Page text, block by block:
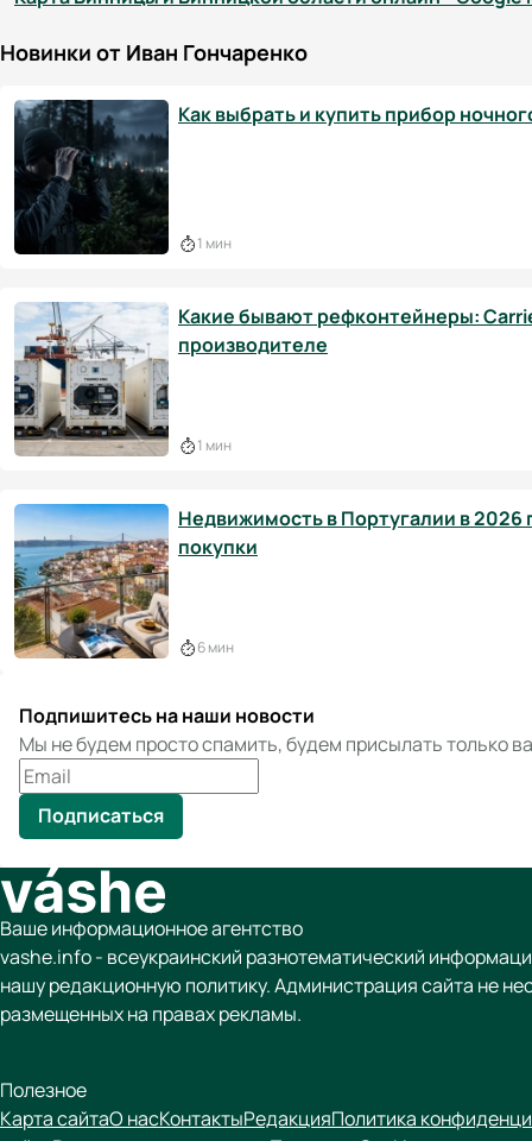
Новинки от Иван Гончаренко
Как выбрать и купить прибор
1 мин
Какие бывают рефконтейнеры:
производителе
1 мин
Недвижимость в Португалии в 2026
покупки
6 мин
Подпишитесь на наши новости
Мы не будем просто спамить, будем присылать только
Подписаться
Ваше информационное агентство
vashe.info - всеукраинский разнотематический
нашу редакционную политику. Администрация сайта не
размещенных на правах рекламы.
Полезное
Карта сайтаО насКонтактыРедакцияПолитика